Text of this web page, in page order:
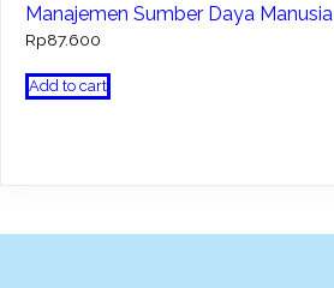
Manajemen Sumber Daya Manusia
Rp87.600
Add to cart